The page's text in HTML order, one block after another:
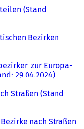
(Stand
Bezirken
zur Europa-
29.04.2024)
Straßen (Stand
nach Straßen